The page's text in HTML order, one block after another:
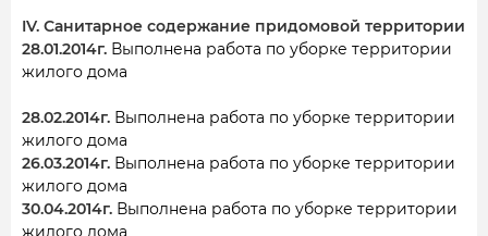
IV. Санитарное содержание придомовой территории
28.01.2014г. Выполнена работа по уборке территории
жилого дома
28.02.2014г. Выполнена работа по уборке территории
жилого дома
26.03.2014г. Выполнена работа по уборке территории
жилого дома
30.04.2014г. Выполнена работа по уборке территории
жилого дома